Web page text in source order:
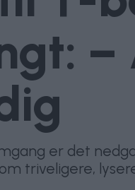
–
er det
triveligere,